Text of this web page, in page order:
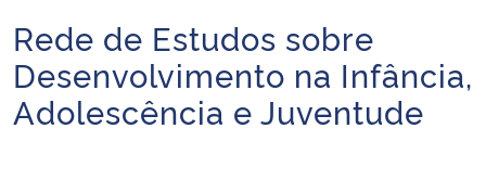
Ministério da Infraestrutura
Ministério da Agricultura, Pecuária e Abastecimento
Início do conteúdo
Rede de Estudos sobre
Desenvolvimento na Infância,
Adolescência e Juventude